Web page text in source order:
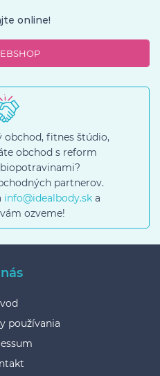
online!
fitnes štúdio,
obchod s reform
partnerov.
info@idealbody.ska
ozveme!
používania